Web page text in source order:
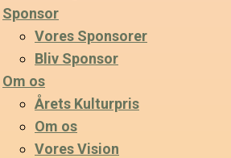
Sponsor
Vores Sponsorer
Bliv Sponsor
Om os
Årets Kulturpris
Om os
Vores Vision